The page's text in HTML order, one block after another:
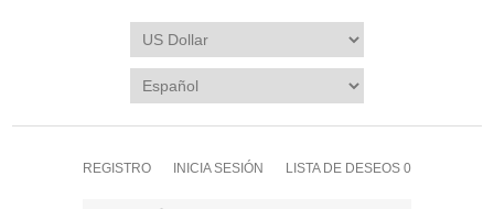
REGISTRO INICIA SESIÓN LISTA DE DESEOS 0